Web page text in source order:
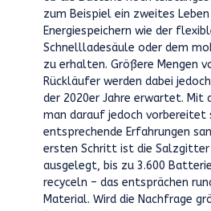
zum Beispiel ein zweites
Energiespeichern wie der
Schnellladesäule oder dem
zu erhalten. Größere Mengen
Rückläufer werden dabei
der 2020er Jahre erwartet. Mit
man darauf jedoch vorbereitet
entsprechende Erfahrungen
ersten Schritt ist die
ausgelegt, bis zu 3.600
recyceln – das entsprächen
Material. Wird die Nachfrage